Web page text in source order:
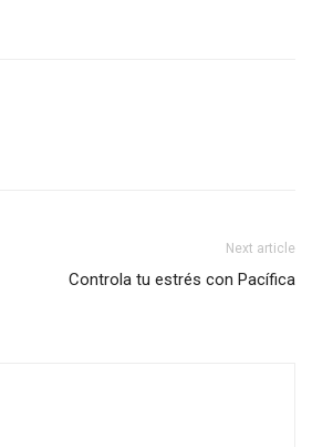
Next article
Controla tu estrés con Pacífica